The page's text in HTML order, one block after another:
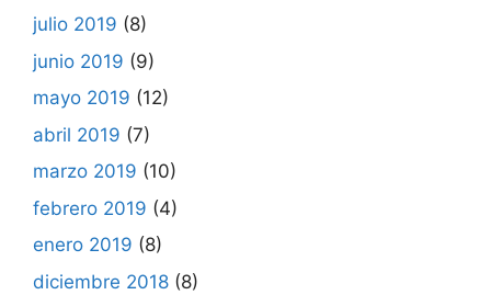
julio 2019 (8)
junio 2019 (9)
mayo 2019 (12)
abril 2019 (7)
marzo 2019 (10)
febrero 2019 (4)
enero 2019 (8)
diciembre 2018 (8)